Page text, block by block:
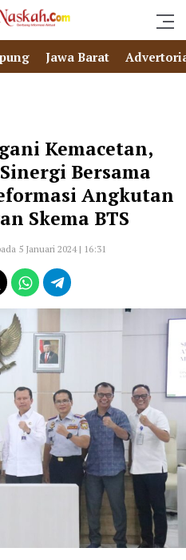
Jawa Barat
Kemacetan,
Bersama
Angkutan
Skema BTS
5 Januari 2024 | 16:31